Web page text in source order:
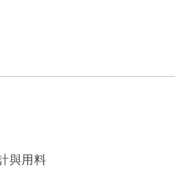
與用料